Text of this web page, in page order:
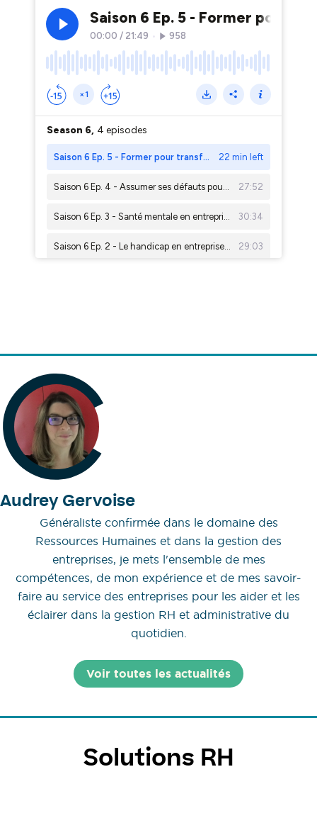
Audrey Gervoise
Généraliste confirmée dans le domaine des
Ressources Humaines et dans la gestion des
entreprises, je mets l'ensemble de mes
compétences, de mon expérience et de mes savoir-
faire au service des entreprises pour les aider et les
éclairer dans la gestion RH et administrative du
quotidien.
Voir toutes les actualités
Solutions RH